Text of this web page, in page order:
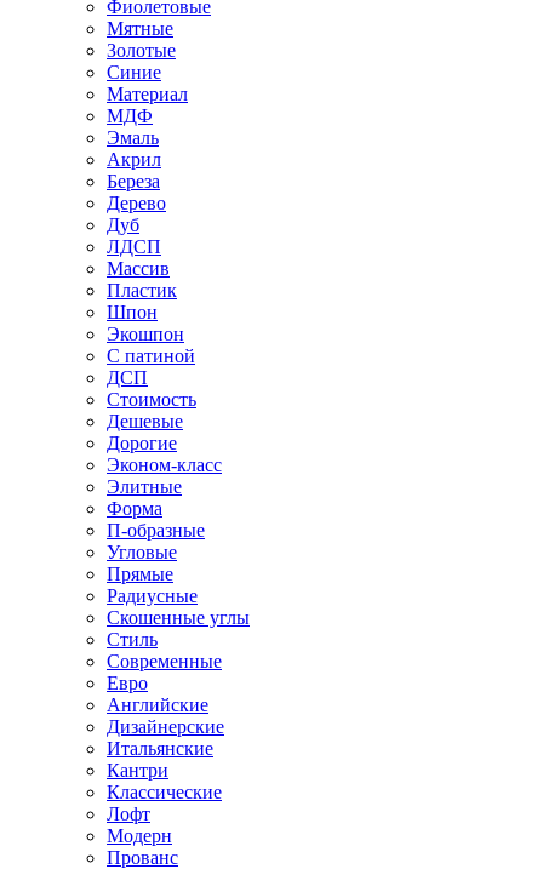
Фиолетовые
Мятные
Золотые
Синие
Материал
МДФ
Эмаль
Акрил
Береза
Дерево
Дуб
ЛДСП
Массив
Пластик
Шпон
Экошпон
С патиной
ДСП
Стоимость
Дешевые
Дорогие
Эконом-класс
Элитные
Форма
П-образные
Угловые
Прямые
Радиусные
Скошенные углы
Стиль
Современные
Евро
Английские
Дизайнерские
Итальянские
Кантри
Классические
Лофт
Модерн
Прованс